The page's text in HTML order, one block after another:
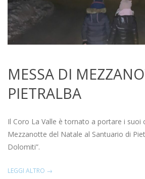
MESSA DI
PIETRALBA
12-
25
Il Coro La Valle è tornato a portare i suoi
Mezzanotte del Natale al Santuario di
Dolomiti”.
LEGGI ALTRO →